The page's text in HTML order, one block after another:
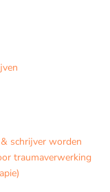
schrijver worden
traumaverwerking